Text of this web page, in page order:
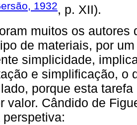
1932, p. XII).
muitos os autores
de materiais, por
simplicidade,
e simplificação, o
porque esta
valor. Cândido de
perspetiva: